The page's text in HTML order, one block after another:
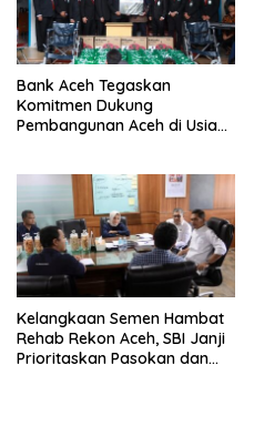
Bank Aceh Tegaskan
Komitmen Dukung
Pembangunan Aceh di Usia
Kelangkaan Semen Hambat
Rehab Rekon Aceh, SBI Janji
Prioritaskan Pasokan dan